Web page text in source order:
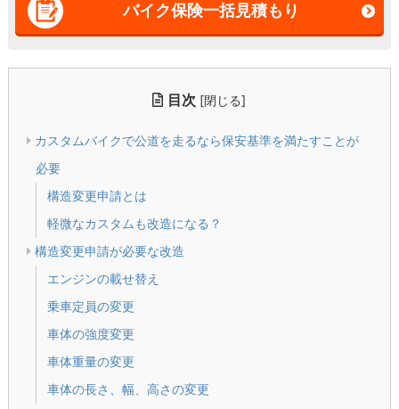
バイク保険一括見積もり
目次 [閉じる]
カスタムバイクで公道を走るなら保安基準を満たすことが
必要
構造変更申請とは
軽微なカスタムも改造になる？
構造変更申請が必要な改造
エンジンの載せ替え
乗車定員の変更
車体の強度変更
車体重量の変更
車体の長さ、幅、高さの変更